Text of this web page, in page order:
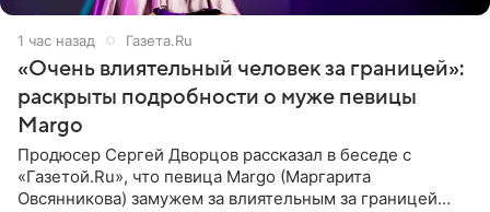
1 час назад Газета.Ru
«Очень влиятельный человек за границей»:
раскрыты подробности о муже певицы
Margo
Продюсер Сергей Дворцов рассказал в беседе с
«Газетой.Ru», что певица Margo (Маргарита
Овсянникова) замужем за влиятельным за границей